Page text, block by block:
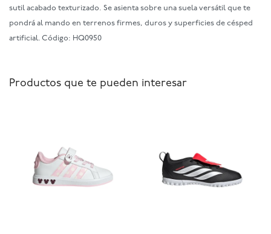
sutil acabado texturizado. Se asienta sobre una suela versátil que te
pondrá al mando en terrenos firmes, duros y superficies de césped
artificial. Código: HQ0950
Productos que te pueden interesar